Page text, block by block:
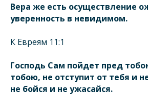
Вера же есть осуществление
уверенность в невидимом.
К Евреям 11:1
Господь Сам пойдет пред
тобою, не отступит от тебя и
не бойся и не ужасайся.